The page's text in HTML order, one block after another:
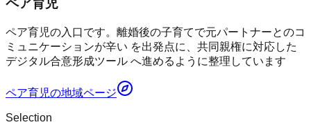
ペア育児
ペア育児の入口です。離婚後の子育てで元パートナーとのコ
ミュニケーションが辛い を出発点に、共同親権に対応した
デジタル合意形成ツール へ進めるように整理しています
ペア育児の地域ページ
Selection